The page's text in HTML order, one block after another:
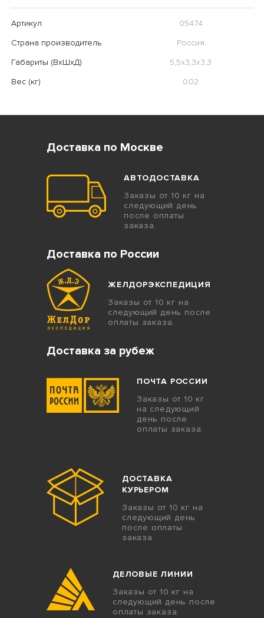
Артикул
05474
Страна производитель
Россия
Габариты (ВхШхД)
5,5х3,3х3,3
Вес (кг)
0.02
Доставка по Москве
АВТОДОСТАВКА
Заказы от 10 кг на
следующий день
после оплаты
заказа.
Доставка по России
ЖЕЛДОРЭКСПЕДИЦИЯ
Заказы от 10 кг на
следующий день после
оплаты заказа.
Доставка за рубеж
ПОЧТА РОССИИ
Заказы от 10 кг
на следующий
день после
оплаты заказа.
ДОСТАВКА
КУРЬЕРОМ
Заказы от 10 кг на
следующий день
после оплаты
заказа.
ДЕЛОВЫЕ ЛИНИИ
Заказы от 10 кг на
следующий день после
оплаты заказа.